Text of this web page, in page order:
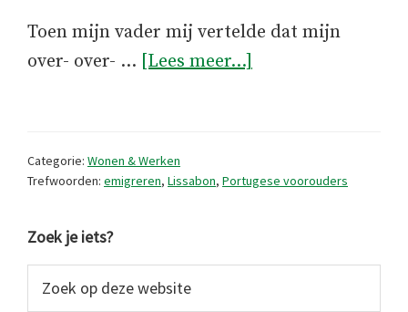
Toen mijn vader mij vertelde dat mijn
over- over- … [Lees meer...]
Categorie: Wonen & Werken
Trefwoorden: emigreren, Lissabon, Portugese voorouders
Primaire
Sidebar
Zoek je iets?
op